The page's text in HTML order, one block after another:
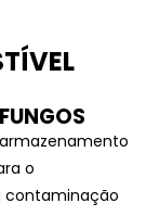
o
contaminação